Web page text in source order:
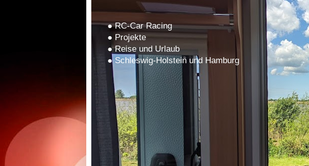
● RC-Car Racing
● Projekte
● Reise und Urlaub
● Schleswig-Holstein und Hamburg